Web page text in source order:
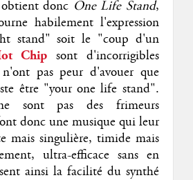
donc One Life Stand,
habilement l'expression
stand" soit le "coup d'un
Chip sont d'incorrigibles
pas peur d'avouer que
être "your one life stand".
sont pas des frimeurs
donc une musique qui leur
mais singulière, timide mais
ultra-efficace sans en
ainsi la facilité du synthé